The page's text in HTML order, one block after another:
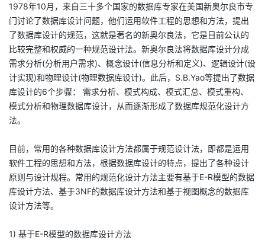
1978年10月，来自三十多个国家的数据库专家在美国新奥尔良市专
门讨论了数据库设计问题，他们运用软件工程的思想和方法，提出
了数据库设计的规范，这就是著名的新奥尔良法，它是目前公认的
比较完整和权威的一种规范设计法。新奥尔良法将数据库设计分成
需求分析(分析用户需求)、概念设计(信息分析和定义)、逻辑设计(设
计实现)和物理设计(物理数据库设计)。此后，S.B.Yao等提出了数据
库设计的6个步骤： 需求分析、模式构成、模式汇总、模式重构、
模式分析和物理数据库设计，从而逐渐形成了数据库规范化设计方
法。
目前，常用的各种数据库设计方法都属于规范设计法，即都是运用
软件工程的思想和方法，根据数据库设计的特点，提出了各种设计
原则与设计规程。常用的规范化设计方法主要有基于E-R模型的数据
库设计方法、基于3NF的数据库设计方法和基于视图概念的数据库
设计方法等。
1) 基于E-R模型的数据库设计方法